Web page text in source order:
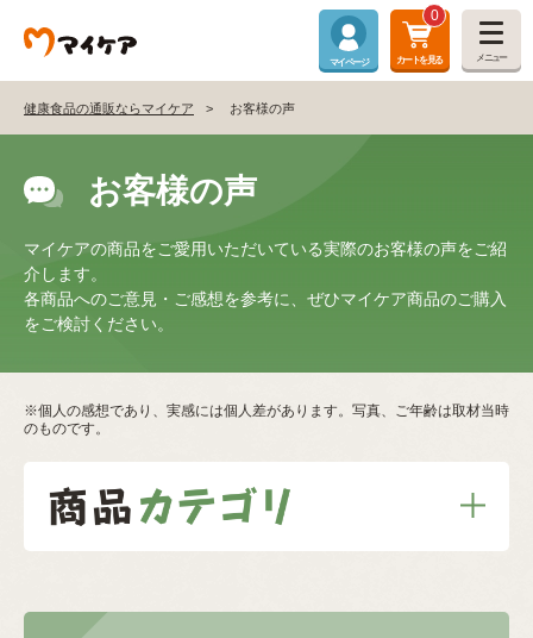
マイページ
0
カートを見る メニュー
健康食品の通販ならマイケア お客様の声
お客様の声
マイケアの商品をご愛用いただいている実際のお客様の声をご紹
介します。
各商品へのご意見・ご感想を参考に、ぜひマイケア商品のご購入
をご検討ください。
※個人の感想であり、実感には個人差があります。写真、ご年齢は取材当時
のものです。